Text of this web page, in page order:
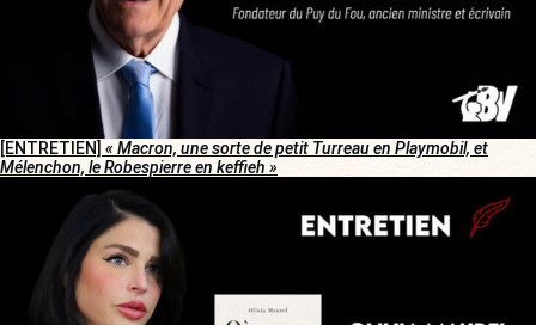
[ENTRETIEN] « Macron, une sorte de petit Turreau en Playmobil, et
Mélenchon, le Robespierre en keffieh »